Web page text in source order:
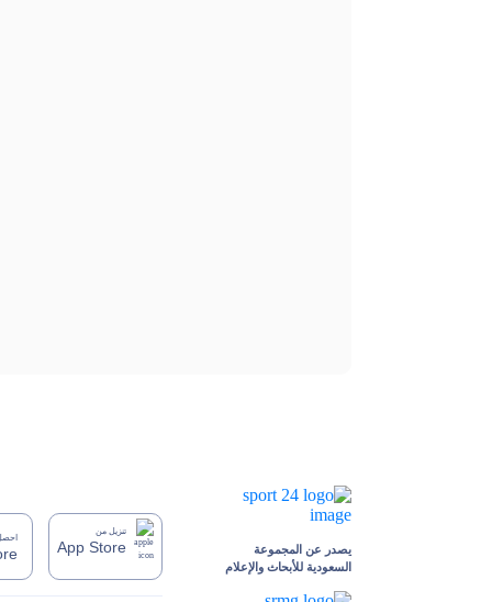
يصدر عن المجموعة
السعودية للأبحاث والإعلام
تنزيل من
App Store